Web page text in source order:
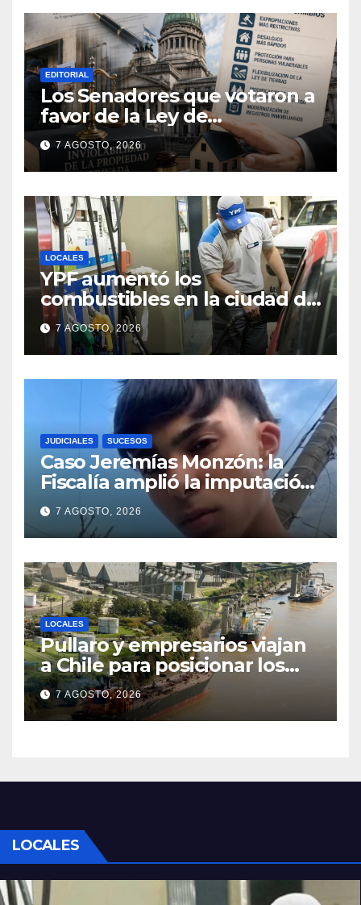
EDITORIAL
Los Senadores que votaron a
favor de la Ley de
extranjerización de tierras
7 AGOSTO, 2026
LOCALES
YPF aumentó los
combustibles en la ciudad de
Santa Fe: la nafta súper
superó los $2.100 y llenar el
tanque cuesta más de
$94.000
7 AGOSTO, 2026
JUDICIALES SUCESOS
Caso Jeremías Monzón: la
Fiscalía amplió la imputación
contra la menor acusada del
crimen y la causa se
encamina al juicio por jurados
7 AGOSTO, 2026
LOCALES
Pullaro y empresarios viajan
a Chile para posicionar los
puertos del sur de Santa Fe
como salida para las
exportaciones mineras
7 AGOSTO, 2026
LOCALES